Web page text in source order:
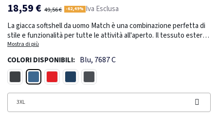
18,59 € 49,56 € -62,49% Iva Esclusa
La giacca softshell da uomo Match è una combinazione perfetta di
stile e funzionalità per tutte le attività all'aperto. Il tessuto esterno
è realizzato in poliestere da 360 g/m² misto a elastan. La struttura a
tre strati in jersey, TPU e pile garantisce flessibilità e calore,
perfetti per le diverse condizioni atmosferiche. Con
un'impermeabilità da 3000 mm e una traspirabilità di 3000 g/m², offre
una protezione affidabile dalla pioggia leggera e garantisce
traspirazione durante le attività. L'orlo posteriore sceso aggiunge
ulteriore copertura e protezione. La coulisse elastica con chiusura
Mostra di più
COLORI DISPONIBILI: Blu, 7687 C
3XL